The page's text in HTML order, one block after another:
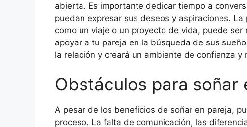
abierta. Es importante dedicar tiempo a
puedan expresar sus deseos y aspiraciones.
como un viaje o un proyecto de vida, puede
apoyar a tu pareja en la búsqueda de sus
la relación y creará un ambiente de confianza y
Obstáculos para soñar
A pesar de los beneficios de soñar en pareja,
proceso. La falta de comunicación, las